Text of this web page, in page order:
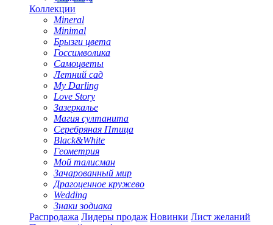
Коллекции
Mineral
Minimal
Брызги цвета
Госсимволика
Самоцветы
Летний сад
My Darling
Love Story
Зазеркалье
Магия султанита
Серебряная Птица
Black&White
Геометрия
Мой талисман
Зачарованный мир
Драгоценное кружево
Wedding
Знаки зодиака
Распродажа Лидеры продаж Новинки Лист желаний